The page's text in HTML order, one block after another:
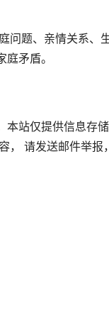
矛盾。
本站仅提供信息存
， 请发送邮件举报